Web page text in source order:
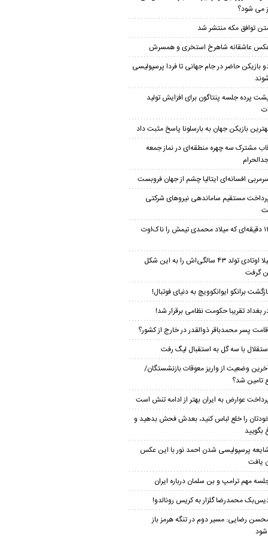
می شود؟
توافق مکه منتشر شد
عاشقانه شاهرخ استخری و همسرش
بازیکن حاضر در جام جهانی تا فردا پرسپولیسی
پرده جلسه پنتاگون برای افزایش تولید
بازیکن جهان به بارسلونا پاسخ مثبت داد
مشترک سه چهره منطقه‌ای در نماز جمعه
افسانه‌ای ایتالیا چشم از جهان فروبست
مستقیم ساماندهی نیروهای شرکتی
۱۲ دقیقه‌ای که میلاد محمدی تیمش را ناک‌اوت
لیلا اوتادی تولد ۴۳ سالگی‌اش را به این شکل
گرفت
برانکو ایوانکوویچ به دنیای فوتبال!
بغداد تقریبا حکومت نظامی برقرار شد!
پسر محمدباقر ذوالقدر در خارج از کشور؟
با سه گل به استقبال لیگ رفت
وضعیت از واریز معوقات بازنشستگان/
تامین شد؟
عوارض به ایران بهتر از ادامه تنش است
را خلع لباس کنید، بعدش فحش بدهید و
بگویید
پرسپولیسی شدن احمد نور با این عکس
یافت
مهم ترامپ و بن سلمان درباره ایران
محمدرضا گلزار به کریس رونالدو!
رضایی: مسیر دوم در تنگه هرمز باز